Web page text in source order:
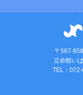
〒567-
立命館い
TEL：